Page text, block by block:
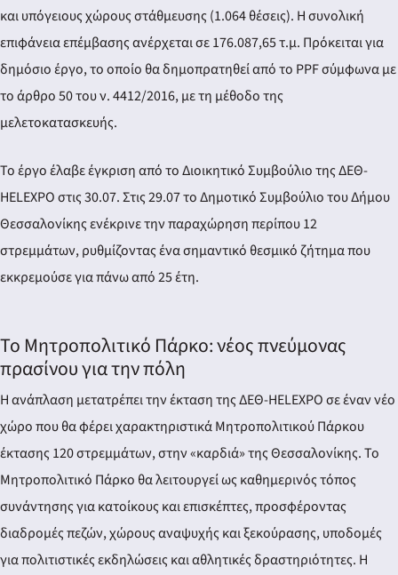
και υπόγειους χώρους στάθμευσης (1.064 θέσεις). Η συνολική
επιφάνεια επέμβασης ανέρχεται σε 176.087,65 τ.μ. Πρόκειται για
δημόσιο έργο, το οποίο θα δημοπρατηθεί από το PPF σύμφωνα με
το άρθρο 50 του ν. 4412/2016, με τη μέθοδο της
μελετοκατασκευής.
Το έργο έλαβε έγκριση από το Διοικητικό Συμβούλιο της ΔΕΘ-
HELEXPO στις 30.07. Στις 29.07 το Δημοτικό Συμβούλιο του Δήμου
Θεσσαλονίκης ενέκρινε την παραχώρηση περίπου 12
στρεμμάτων, ρυθμίζοντας ένα σημαντικό θεσμικό ζήτημα που
εκκρεμούσε για πάνω από 25 έτη.
Το Μητροπολιτικό Πάρκο: νέος πνεύμονας
πρασίνου για την πόλη
Η ανάπλαση μετατρέπει την έκταση της ΔΕΘ-HELEXPO σε έναν νέο
χώρο που θα φέρει χαρακτηριστικά Μητροπολιτικού Πάρκου
έκτασης 120 στρεμμάτων, στην «καρδιά» της Θεσσαλονίκης. Το
Μητροπολιτικό Πάρκο θα λειτουργεί ως καθημερινός τόπος
συνάντησης για κατοίκους και επισκέπτες, προσφέροντας
διαδρομές πεζών, χώρους αναψυχής και ξεκούρασης, υποδομές
για πολιτιστικές εκδηλώσεις και αθλητικές δραστηριότητες. Η